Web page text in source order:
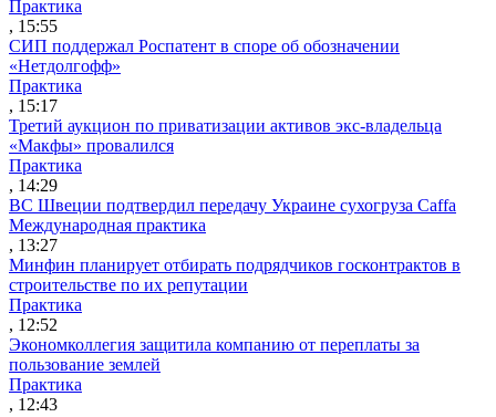
Практика
, 15:55
СИП поддержал Роспатент в споре об обозначении
«Нетдолгофф»
Практика
, 15:17
Третий аукцион по приватизации активов экс-владельца
«Макфы» провалился
Практика
, 14:29
ВС Швеции подтвердил передачу Украине сухогруза Caffa
Международная практика
, 13:27
Минфин планирует отбирать подрядчиков госконтрактов в
строительстве по их репутации
Практика
, 12:52
Экономколлегия защитила компанию от переплаты за
пользование землей
Практика
, 12:43